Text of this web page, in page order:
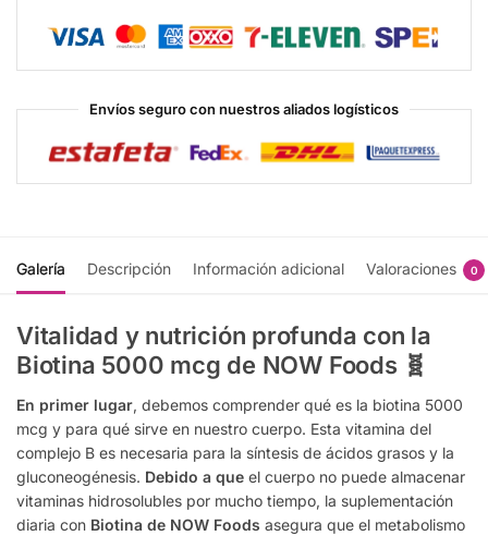
Envíos seguro con nuestros aliados logísticos
Galería Descripción Información adicional Valoraciones 0
Vitalidad y nutrición profunda con la
Biotina 5000 mcg de NOW Foods 🧬
En primer lugar, debemos comprender qué es la biotina 5000
mcg y para qué sirve en nuestro cuerpo. Esta vitamina del
complejo B es necesaria para la síntesis de ácidos grasos y la
gluconeogénesis. Debido a que el cuerpo no puede almacenar
vitaminas hidrosolubles por mucho tiempo, la suplementación
diaria con Biotina de NOW Foods asegura que el metabolismo